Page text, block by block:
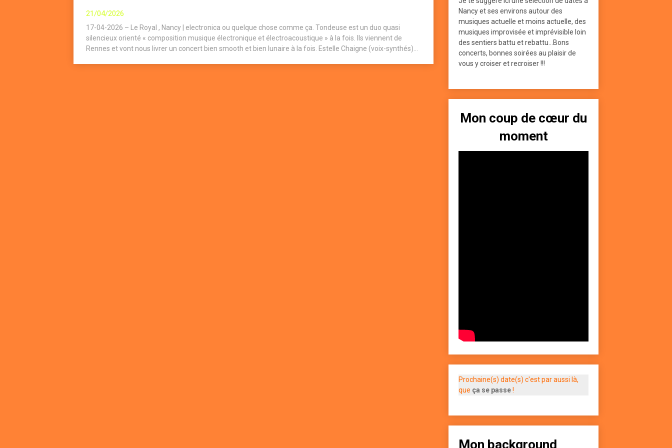
21/04/2026
17-04-2026 – Le Royal , Nancy | electronica ou quelque chose comme ça. Tondeuse est un duo quasi
silencieux orienté « composition musique électronique et électroacoustique » à la fois. Ils viennent de
Rennes et vont nous livrer un concert bien smooth et bien lunaire à la fois. Estelle Chaigne (voix-synthés)...
Nancy et ses environs autour des
musiques actuelle et moins actuelle, des
musiques improvisée et imprévisible loin
des sentiers battu et rebattu...Bons
concerts, bonnes soirées au plaisir de
vous y croiser et recroiser !!!
Mon coup de cœur du
moment
Prochaine(s) date(s) c'est par aussi là,
que ça se passe!
Mon background